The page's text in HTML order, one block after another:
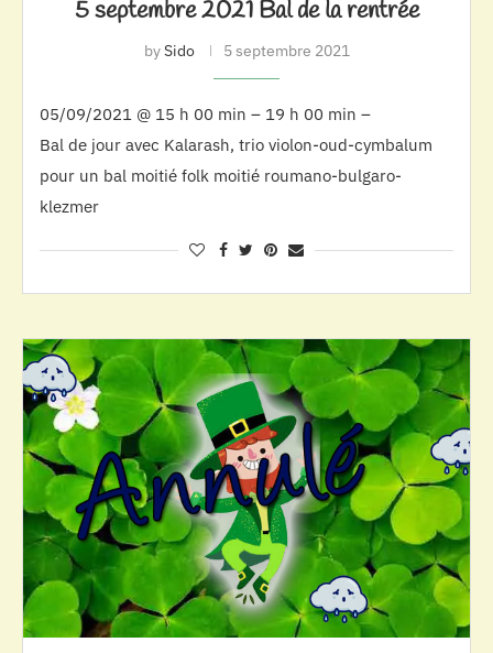
5 septembre 2021 Bal de la rentrée
bySido 5 septembre 2021
05/09/2021 @ 15 h 00 min – 19 h 00 min –
Bal de jour avec Kalarash, trio violon-oud-cymbalum
pour un bal moitié folk moitié roumano-bulgaro-
klezmer